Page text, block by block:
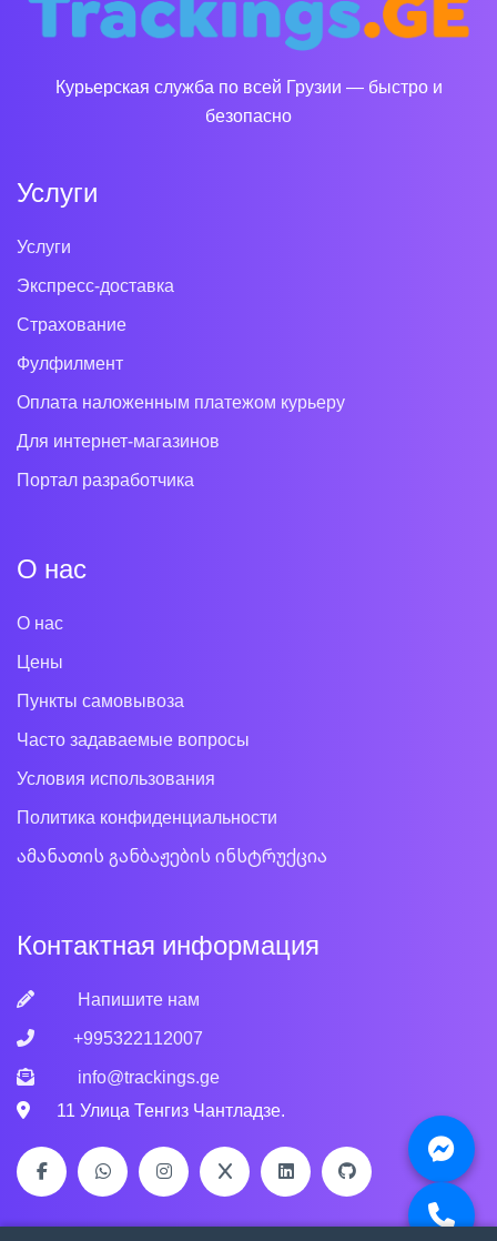
Курьерская служба по всей Грузии — быстро и
безопасно
Услуги
Услуги
Экспресс-доставка
Страхование
Фулфилмент
Оплата наложенным платежом курьеру
Для интернет-магазинов
Портал разработчика
О нас
О нас
Цены
Пункты самовывоза
Часто задаваемые вопросы
Условия использования
Политика конфиденциальности
ამანათის განბაჟების ინსტრუქცია
Контактная информация
Напишите нам
+995322112007
info@trackings.ge
11 Улица Тенгиз Чантладзе.